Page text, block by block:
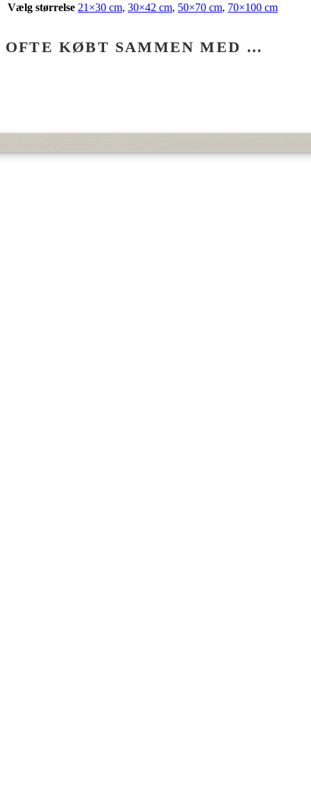
Vælg størrelse 21×30 cm, 30×42 cm, 50×70 cm, 70×100 cm
OFTE KØBT SAMMEN MED …